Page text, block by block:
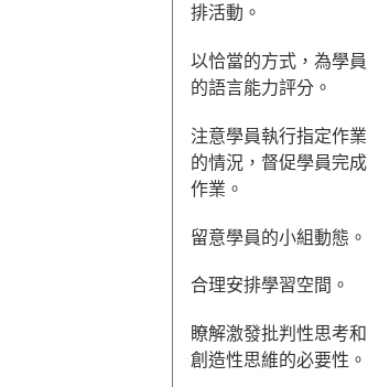
排活動。
以恰當的方式，為學員
的語言能力評分。
注意學員執行指定作業
的情況，督促學員完成
作業。
留意學員的小組動態。
合理安排學習空間。
瞭解激發批判性思考和
創造性思維的必要性。